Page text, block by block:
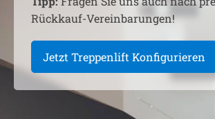
Rückkauf-Vereinbarungen!
Jetzt Treppenlift Konfigurieren